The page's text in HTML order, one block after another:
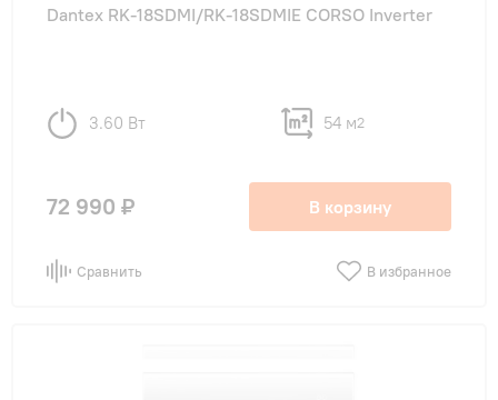
Dantex RK-18SDMI/RK-18SDMIE CORSO Inverter
3.60 Вт 54 м2
72 990 ₽ В корзину
Сравнить В избранное